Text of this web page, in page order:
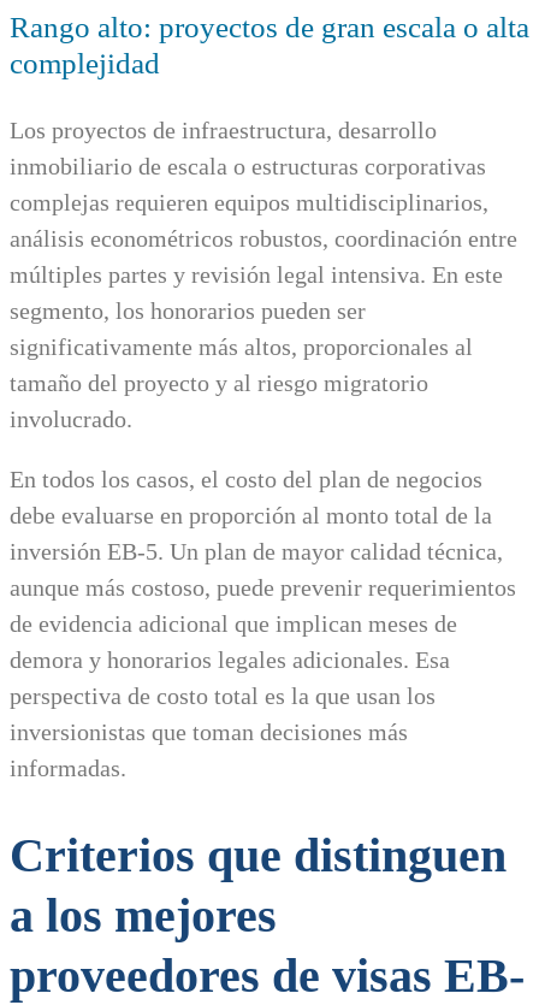
Rango alto: proyectos de gran escala o alta
complejidad
Los proyectos de infraestructura, desarrollo
inmobiliario de escala o estructuras corporativas
complejas requieren equipos multidisciplinarios,
análisis econométricos robustos, coordinación entre
múltiples partes y revisión legal intensiva. En este
segmento, los honorarios pueden ser
significativamente más altos, proporcionales al
tamaño del proyecto y al riesgo migratorio
involucrado.
En todos los casos, el costo del plan de negocios
debe evaluarse en proporción al monto total de la
inversión EB-5. Un plan de mayor calidad técnica,
aunque más costoso, puede prevenir requerimientos
de evidencia adicional que implican meses de
demora y honorarios legales adicionales. Esa
perspectiva de costo total es la que usan los
inversionistas que toman decisiones más
informadas.
Criterios que distinguen
a los mejores
proveedores de visas EB-